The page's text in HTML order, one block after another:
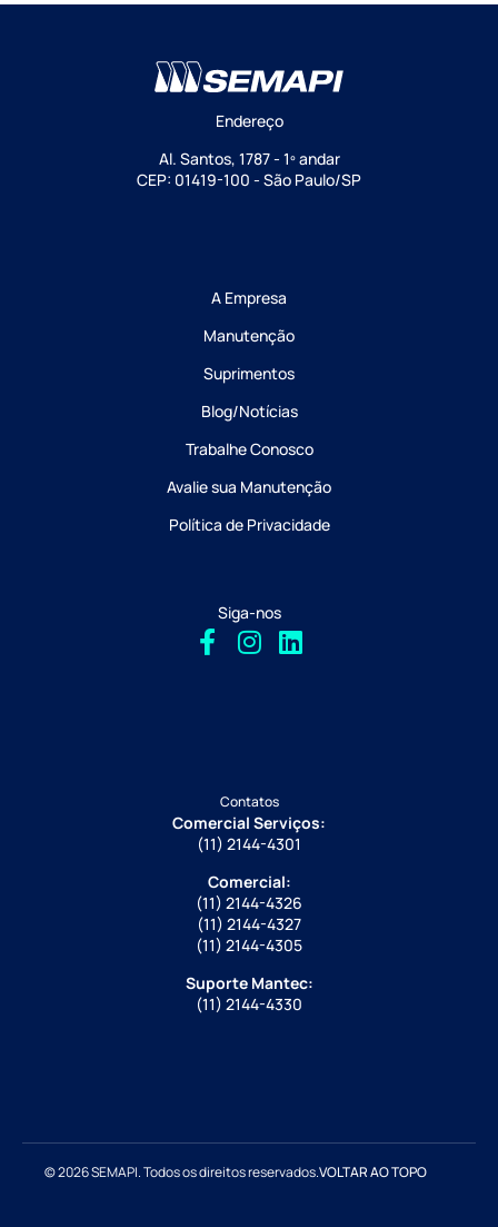
Endereço
Al. Santos, 1787 - 1º andar
CEP: 01419-100 - São Paulo/SP
A Empresa
Manutenção
Suprimentos
Blog/Notícias
Trabalhe Conosco
Avalie sua Manutenção
Política de Privacidade
Siga-nos
Contatos
Comercial Serviços:
(11) 2144-4301
Comercial:
(11) 2144-4326
(11) 2144-4327
(11) 2144-4305
Suporte Mantec:
(11) 2144-4330
© 2026 SEMAPI. Todos os direitos reservados.VOLTAR AO TOPO